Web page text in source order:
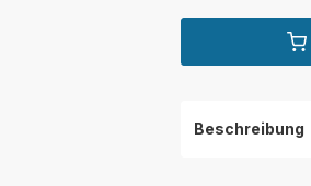
Beschreibung